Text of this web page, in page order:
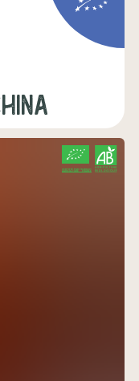
CERTIFIÉ PAR FR-BIO-01
AGRICULTURE FRANCE